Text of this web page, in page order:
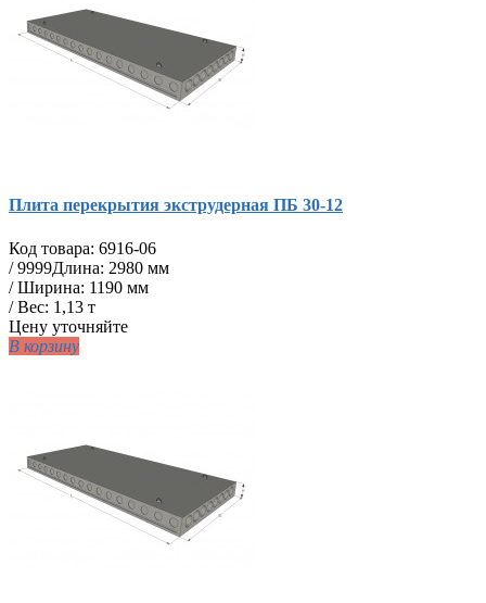
Плита перекрытия экструдерная ПБ 30-12
Код товара: 6916-06
/9999Длина: 2980 мм
/ Ширина: 1190 мм
/ Вес: 1,13 т
Цену уточняйте
В корзину